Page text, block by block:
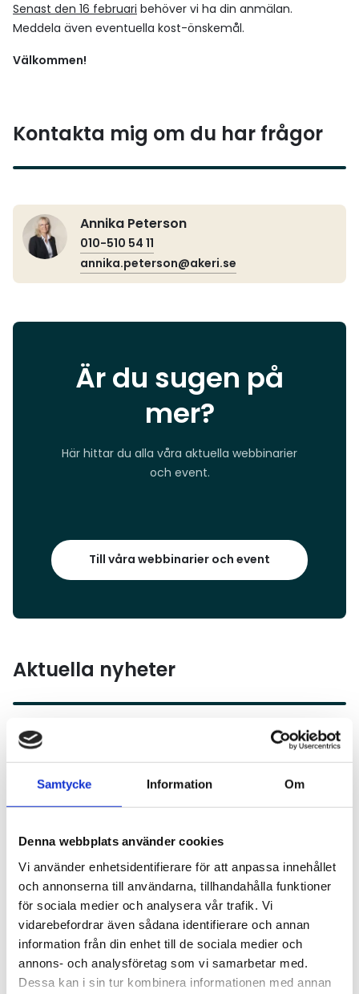
Samtycke Information Om
Denna webbplats använder cookies
Vi använder enhetsidentifierare för att anpassa innehållet
och annonserna till användarna, tillhandahålla funktioner
för sociala medier och analysera vår trafik. Vi
vidarebefordrar även sådana identifierare och annan
information från din enhet till de sociala medier och
annons- och analysföretag som vi samarbetar med.
Dessa kan i sin tur kombinera informationen med annan
Senast den 16 februari behöver vi ha din anmälan.
Meddela även eventuella kost-önskemål.
Välkommen!
Kontakta mig om du har frågor
Annika Peterson
010-510 54 11
annika.peterson@akeri.se
Är du sugen på
mer?
Här hittar du alla våra aktuella webbinarier
och event.
Till våra webbinarier och event
Aktuella nyheter
VÄGUNDERHÅLL 2026-07-01
Ökat utrymme för bidrag till enskilda
vägar under 2026
Läs mer